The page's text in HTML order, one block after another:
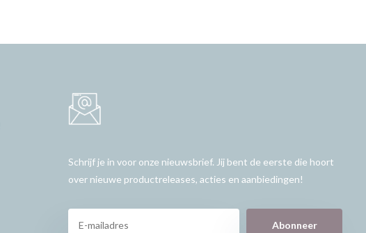
Schrijf je in voor onze nieuwsbrief. Jij bent de eerste die hoort
over nieuwe productreleases, acties en aanbiedingen!
Abonneer